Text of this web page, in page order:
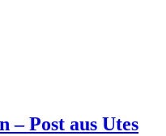
– Post aus Utes